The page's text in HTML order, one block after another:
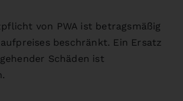
von PWA ist betragsmäßig
beschränkt. Ein Ersatz
Schäden ist